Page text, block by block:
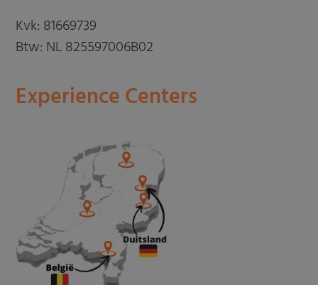
Kvk: 81669739
Btw: NL 825597006B02
Experience Centers